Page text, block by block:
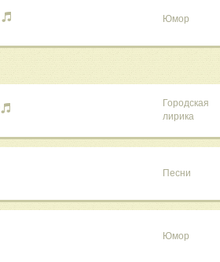
Юмор
Городская
лирика
Песни
Юмор